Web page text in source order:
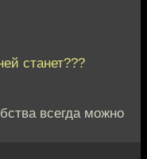
станет???
всегда можно